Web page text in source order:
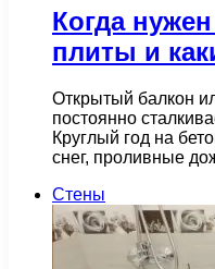
Когда
плиты и
Открытый балкон
постоянно
Круглый год на
снег, проливные
Стены